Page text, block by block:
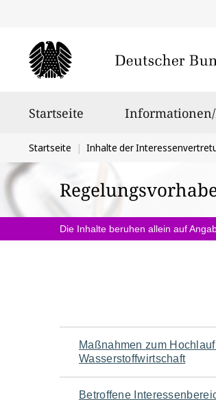
Startseite
Sie
befinden
sich
hier:
Startseite Inhalte der
Die Inhalte beruhen allein auf
Navigation
für
Maßnahmen zum
Wasserstoffwirtschaft
Betroffene